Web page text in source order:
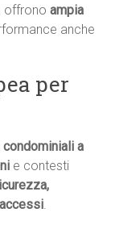
offronoampia
anche
per
a
e contesti
.